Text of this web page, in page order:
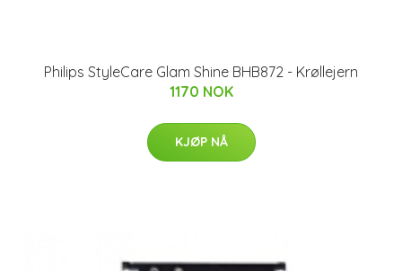
Philips StyleCare Glam Shine BHB872 - Krøllejern
1170 NOK
KJØP NÅ